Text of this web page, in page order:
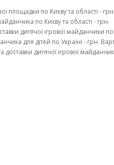
площадки по Києву та області - грн.
по Києву та області - грн.
дитячої ігрової майданчики
для дітей по Україні - грн.
доставки дитячої ігрової